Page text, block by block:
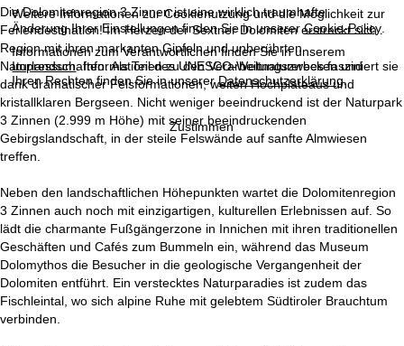
Weitere Informationen zur Cookienutzung und die Möglichkeit zur
Änderung Ihrer Einstellungen finden Sie in unsererCookie-Policy
Informationen zum Verantwortlichen finden Sie in unserem
Impressum. Informationen zu den Verarbeitungszwecken und
Ihren Rechten finden Sie in unsererDatenschutzerklärung.
Zustimmen
t
s
e
i
Die Dolomitenregion 3 Zinnen ist eine wirklich traumhafte
Feriendestination! Im Herzen der Sextner Dolomiten erstreckt sich
Region mit ihren markanten Gipfeln und unberührten
Naturlandschaften. Als Teil des UNESCO-Weltnaturerbes fasziniert sie
dank dramatischer Felsformationen, weiten Hochplateaus und
kristallklaren Bergseen. Nicht weniger beeindruckend ist der Naturpark
3 Zinnen (2.999 m Höhe) mit seiner beeindruckenden
Gebirgslandschaft, in der steile Felswände auf sanfte Almwiesen
treffen.
Neben den landschaftlichen Höhepunkten wartet die Dolomitenregion
3 Zinnen auch noch mit einzigartigen, kulturellen Erlebnissen auf. So
lädt die charmante Fußgängerzone in Innichen mit ihren traditionellen
Geschäften und Cafés zum Bummeln ein, während das Museum
Dolomythos die Besucher in die geologische Vergangenheit der
Dolomiten entführt. Ein verstecktes Naturparadies ist zudem das
Fischleintal, wo sich alpine Ruhe mit gelebtem Südtiroler Brauchtum
verbinden.